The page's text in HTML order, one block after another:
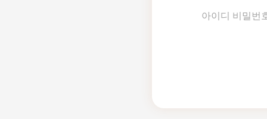
아이디 비밀번